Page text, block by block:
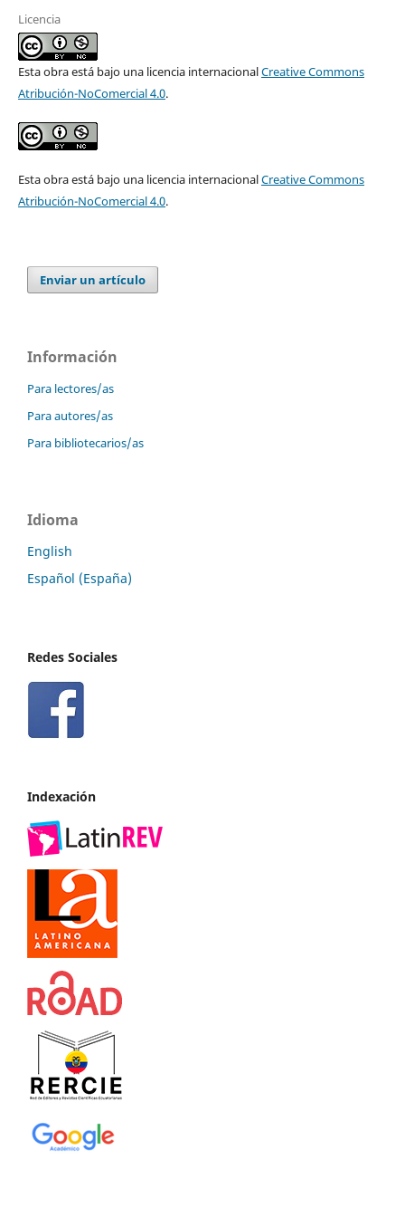
Licencia
Esta obra está bajo una licencia internacionalCreative Commons
Atribución-NoComercial 4.0.
Esta obra está bajo una licencia internacionalCreative Commons
Atribución-NoComercial 4.0.
Enviar un artículo
Información
Para lectores/as
Para autores/as
Para bibliotecarios/as
Idioma
English
Español (España)
Redes Sociales
Indexación